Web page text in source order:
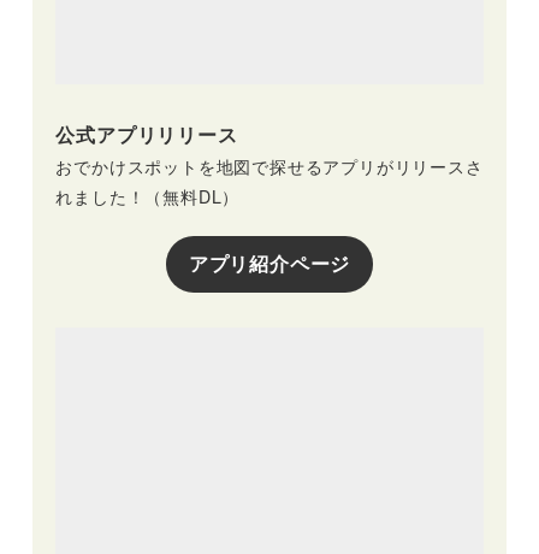
公式アプリリリース
おでかけスポットを地図で探せるアプリがリリースさ
れました！（無料DL）
アプリ紹介ページ